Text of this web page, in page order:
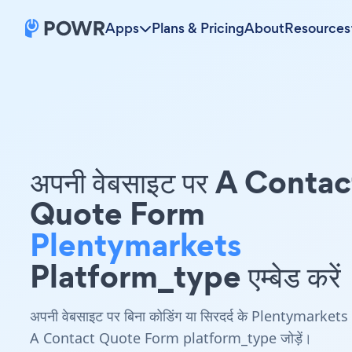
Apps Plans & PricingAboutResources
अपनी वेबसाइट पर A
Quote Form
Plentymarkets
Platform_type एम्बेड करें
अपनी वेबसाइट पर बिना कोडिंग या सिरदर्द के Plentymarkets
A Contact Quote Form platform_type जोड़ें।